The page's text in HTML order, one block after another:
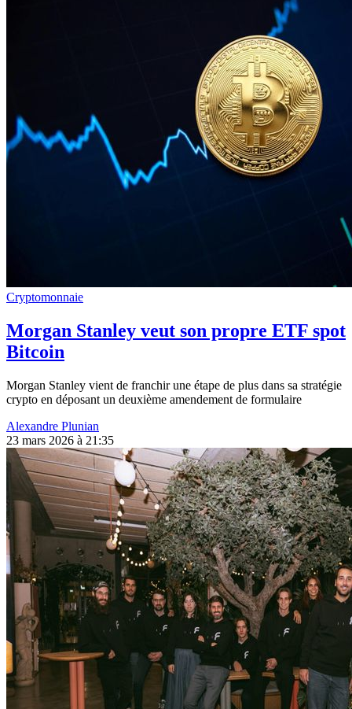
Cryptomonnaie
Morgan Stanley veut son propre ETF spot
Bitcoin
Morgan Stanley vient de franchir une étape de plus dans sa stratégie
crypto en déposant un deuxième amendement de formulaire
Alexandre Plunian
23 mars 2026 à 21:35